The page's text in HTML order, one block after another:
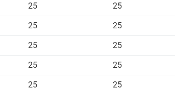
25 25
25 25
25 25
25 25
25 25